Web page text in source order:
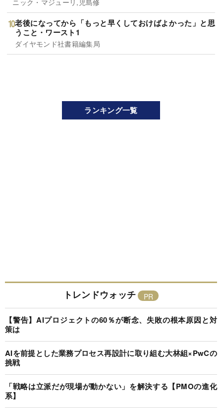
老後になってから「もっと早くしておけばよかった」と思
うこと・ワースト1
ダイヤモンド社書籍編集局
ランキング一覧
トレンドウォッチ
【警告】AIプロジェクトの60％が断念、失敗の根本原因と対
策は
AIを前提とした業務プロセス再設計に取り組む大林組×PwCの
挑戦
「戦略は立派だが現場が動かない」を解決する【PMOの進化
系】